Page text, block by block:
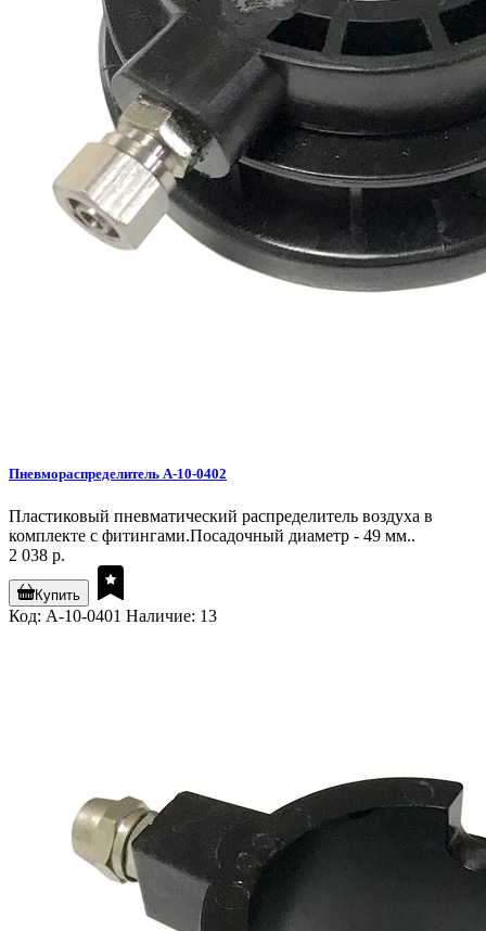
Пневмораспределитель A-10-0402
Пластиковый пневматический распределитель воздуха в
комплекте с фитингами.Посадочный диаметр - 49 мм..
2 038 р.
Купить
Код: A-10-0401 Наличие: 13